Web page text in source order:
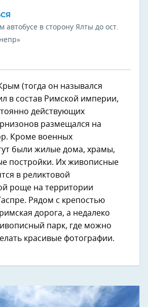
автобусе в сторону Ялты до ост.
(тогда он назывался
в состав Римской империи,
действующих
размещался на
Кроме военных
были жилые дома, храмы,
постройки. Их живописные
в реликтовой
роще на территории
Рядом с крепостью
дорога, а недалеко
парк, где можно
красивые фотографии.